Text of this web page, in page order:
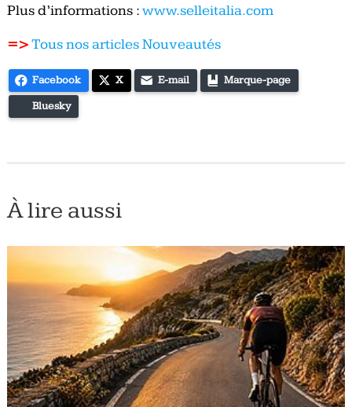
Plus d’informations :www.selleitalia.com
=>Tous nos articles Nouveautés
Facebook X E-mail Marque-page
Bluesky
À lire aussi